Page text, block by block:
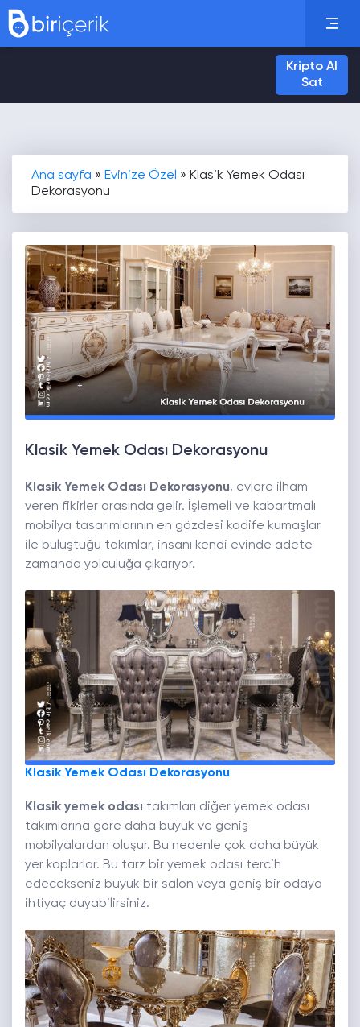
Kripto Al
Sat
Ana sayfa » Evinize Özel » Klasik Yemek Odası
Dekorasyonu
Klasik Yemek Odası Dekorasyonu
Klasik Yemek Odası Dekorasyonu, evlere ilham
veren fikirler arasında gelir. İşlemeli ve kabartmalı
mobilya tasarımlarının en gözdesi kadife kumaşlar
ile buluştuğu takımlar, insanı kendi evinde adete
zamanda yolculuğa çıkarıyor.
Klasik Yemek Odası Dekorasyonu
Klasik yemek odası takımları diğer yemek odası
takımlarına göre daha büyük ve geniş
mobilyalardan oluşur. Bu nedenle çok daha büyük
yer kaplarlar. Bu tarz bir yemek odası tercih
edecekseniz büyük bir salon veya geniş bir odaya
ihtiyaç duyabilirsiniz.